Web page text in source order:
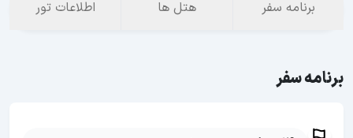
برنامه سفر هتل ها اطلاعات تور
برنامه سفر